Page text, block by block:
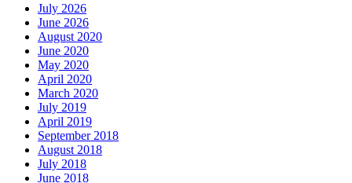
July 2026
June 2026
August 2020
June 2020
May 2020
April 2020
March 2020
July 2019
April 2019
September 2018
August 2018
July 2018
June 2018